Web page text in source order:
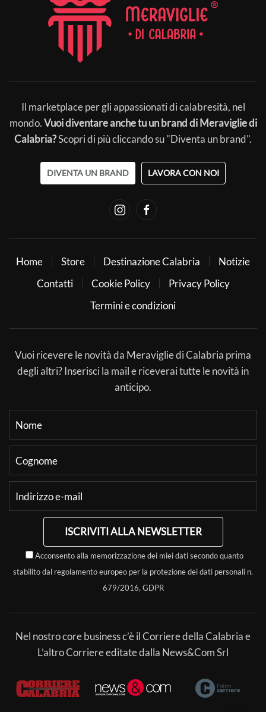
Il marketplace per gli appassionati di calabresità, nel
mondo.Vuoi diventare anche tu un brand di Meraviglie di
Calabria?Scopri di più cliccando su "Diventa un brand".
DIVENTA UN BRAND LAVORA CON NOI
Home Store Destinazione Calabria
Notizie
Contatti
Cookie Policy
Privacy Policy
Termini e condizioni
Vuoi ricevere le novità da Meraviglie di Calabria prima
degli altri? Inserisci la mail e riceverai tutte le novità in
anticipo.
ISCRIVITI ALLA NEWSLETTER
Acconsento alla memorizzazione dei miei dati secondo quanto
stabilito dal regolamento europeo per la protezione dei dati personali n.
679/2016, GDPR
Nel nostro core business c’è il Corriere della Calabria e
L’altro Corriere editate dalla News&Com Srl